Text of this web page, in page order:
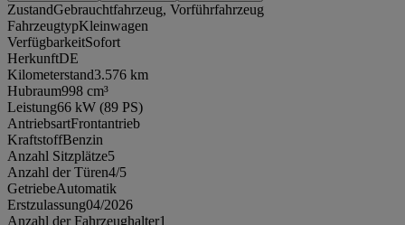
ZustandGebrauchtfahrzeug, Vorführfahrzeug
FahrzeugtypKleinwagen
VerfügbarkeitSofort
HerkunftDE
Kilometerstand3.576 km
Hubraum998 cm³
Leistung66 kW (89 PS)
AntriebsartFrontantrieb
KraftstoffBenzin
Anzahl Sitzplätze5
Anzahl der Türen4/5
GetriebeAutomatik
Erstzulassung04/2026
Anzahl der Fahrzeughalter1